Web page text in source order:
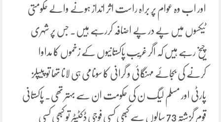
اور اب وہ عوام پر براہ راست اثر انداز ہونے والے حکومتی
ٹیکسوں میں پے در پے اضافہ کررہے ہیں۔ جس پر شہری
چیخ رہے ہیں کہ اگر غریب پاکستانیوں کے زخموں کا مداوا
کرنے کی بجائے مہنگائی و گرانی کا سونامی ہی لانا تھا تو پیپلز
پارٹی اور مسلم لیگ ن کی حکومت ان سے بہتر تھی۔ پاکستانی
قوم گزشتہ 73 سالوں سے کبھی کسی فوجی ڈکٹیٹر تو کبھی کسی